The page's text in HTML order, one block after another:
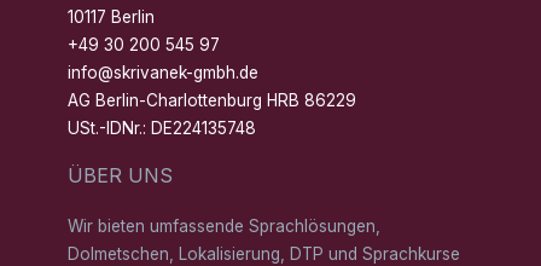
10117 Berlin
+49 30 200 545 97
info@skrivanek-gmbh.de
AG Berlin-Charlottenburg HRB 86229
USt.-IDNr.: DE224135748
ÜBER UNS
Wir bieten umfassende Sprachlösungen,
Dolmetschen, Lokalisierung, DTP und Sprachkurse